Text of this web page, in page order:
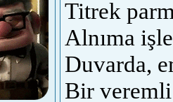
Titrek
Alnıma
Duvarda,
Bir